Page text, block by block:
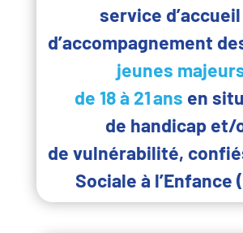
service
d’accompagnement
jeunes
de 18 à 21 ans en
de handicap et/
devulnérabilité,
Sociale à l’Enfance